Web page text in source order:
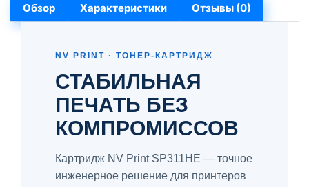
Обзор Характеристики Отзывы (0)
NV PRINT · ТОНЕР-КАРТРИДЖ
СТАБИЛЬНАЯ
ПЕЧАТЬ БЕЗ
КОМПРОМИССОВ
Картридж NV Print SP311HE — точное
инженерное решение для принтеров